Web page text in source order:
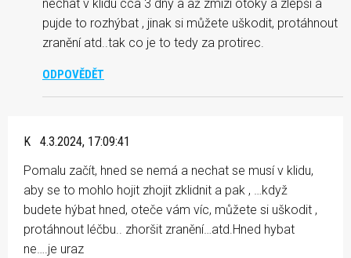
nechat v klidu cca 3 dny a až zmizí otoky a zlepší a
pujde to rozhýbat , jinak si můžete uškodit, protáhnout
zranění atd..tak co je to tedy za protirec.
ODPOVĚDĚT
K
4.3.2024, 17:09:41
Pomalu začít, hned se nemá a nechat se musí v klidu,
aby se to mohlo hojit zhojit zklidnit a pak , …když
budete hýbat hned, oteče vám víc, můžete si uškodit ,
protáhnout léčbu.. zhoršit zranění…atd.Hned hybat
ne….je uraz